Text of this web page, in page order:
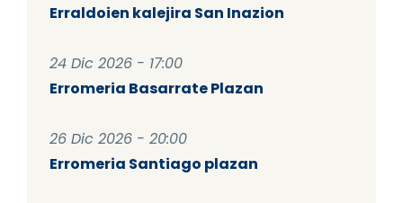
Erraldoien kalejira San Inazion
24 Dic 2026 - 17:00
Erromeria Basarrate Plazan
26 Dic 2026 - 20:00
Erromeria Santiago plazan